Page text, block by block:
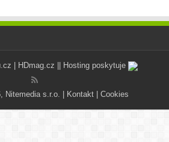
HDmag.cz || Hosting poskytuje
Nitemedia s.r.o. | Kontakt Cookies